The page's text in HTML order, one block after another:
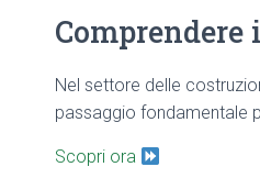
Nel settore delle
passaggio fondamentale
Scopri ora